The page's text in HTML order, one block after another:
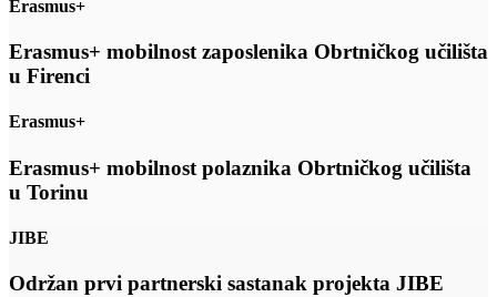
Erasmus+
Erasmus+ mobilnost zaposlenika Obrtničkog učilišta
u Firenci
Erasmus+
Erasmus+ mobilnost polaznika Obrtničkog učilišta
u Torinu
JIBE
Održan prvi partnerski sastanak projekta JIBE